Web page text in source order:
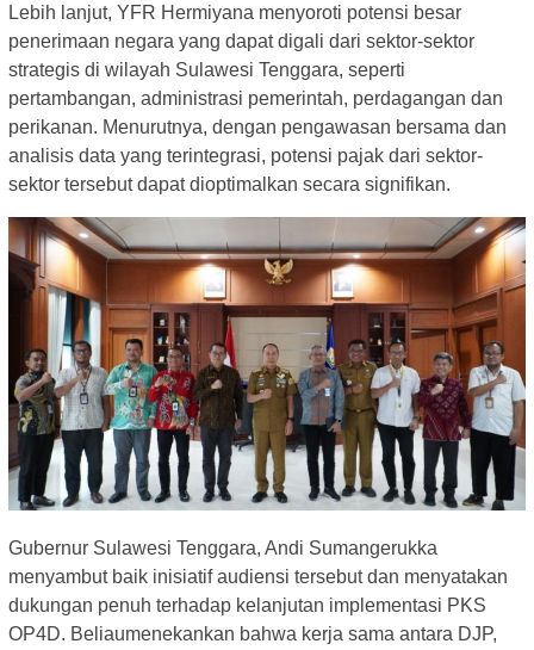
Lebih lanjut, YFR Hermiyana menyoroti potensi besar
penerimaan negara yang dapat digali dari sektor-sektor
strategis di wilayah Sulawesi Tenggara, seperti
pertambangan, administrasi pemerintah, perdagangan dan
perikanan. Menurutnya, dengan pengawasan bersama dan
analisis data yang terintegrasi, potensi pajak dari sektor-
sektor tersebut dapat dioptimalkan secara signifikan.
Gubernur Sulawesi Tenggara, Andi Sumangerukka
menyambut baik inisiatif audiensi tersebut dan menyatakan
dukungan penuh terhadap kelanjutan implementasi PKS
OP4D. Beliaumenekankan bahwa kerja sama antara DJP,